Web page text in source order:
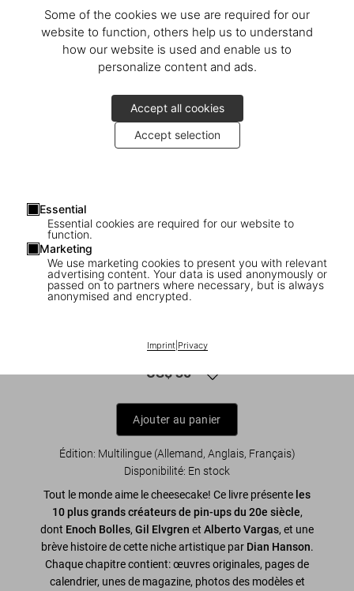
Some of the cookies we use are required for our
website to function, others help us to understand
how our website is used and enable us to
personalize content and ads.
Accept all cookies
Accept selection
Essential
Essential cookies are required for our website to
function.
Marketing
We use marketing cookies to present you with relevant
advertising content. Your data is used anonymously or
passed on to partners where necessary, but is always
anonymised and encrypted.
Imprint| Privacy
1/9
The Art of Pin-up. 45th Ed.
US$ 30
Ajouter au panier
Édition: Multilingue (Allemand, Anglais, Français)
Disponibilité: En stock
Tout le monde aime le cheesecake! Ce livre présente les
10 plus grands créateurs de pin-ups du 20e siècle,
dont Enoch Bolles, Gil Elvgren et Alberto Vargas, et une
brève histoire de cette niche artistique par Dian Hanson.
Chaque chapitre contient: œuvres originales, pages de
calendrier, unes de magazine, photos des modèles et